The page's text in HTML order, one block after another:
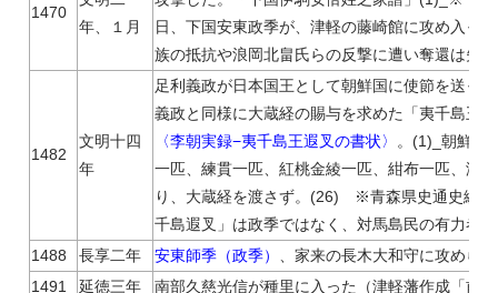
1470
年、１月
日、下国安東政季が、津軽の藤崎館に攻め入っ
族の抵抗や浪岡北畠氏らの反撃に遭い奪還は失
1482
文明十四
年
足利義政が日本国王として朝鮮国に使節を送っ
義政と同様に大蔵経の賜与を求めた「夷千島王
〈李朝実録−夷千島王遐叉の書状〉
。(1)_朝鮮国
一匹、練貫一匹、紅桃金綾一匹、紺布一匹、海
り、大蔵経を渡さず。(26) ※青森県史通史編１
千島遐叉」は政季ではなく、対馬島民の有力者
1488
長享二年 安東師季（政季）
、家来の長木大和守に攻めら
1491
延徳三年 南部久慈光信が種里に入った（津軽藩作成「前